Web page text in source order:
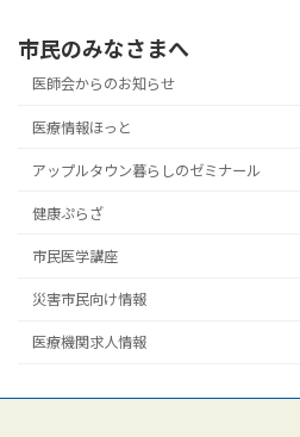
市民のみなさまへ
医師会からのお知らせ
医療情報ほっと
アップルタウン暮らしのゼミナール
健康ぷらざ
市民医学講座
災害市民向け情報
医療機関求人情報